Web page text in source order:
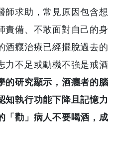
師求助，常見原因包含想
責備、不敢面對自己的身
酒癮治療已經擺脫過去的
力不足或動機不強是戒酒
的研究顯示，酒癮者的腦
知執行功能下降且記憶力
「勸」病人不要喝酒，成